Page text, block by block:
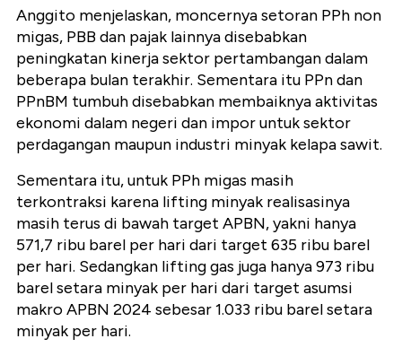
Anggito menjelaskan, moncernya setoran PPh non
migas, PBB dan pajak lainnya disebabkan
peningkatan kinerja sektor pertambangan dalam
beberapa bulan terakhir. Sementara itu PPn dan
PPnBM tumbuh disebabkan membaiknya aktivitas
ekonomi dalam negeri dan impor untuk sektor
perdagangan maupun industri minyak kelapa sawit.
Sementara itu, untuk PPh migas masih
terkontraksi karena lifting minyak realisasinya
masih terus di bawah target APBN, yakni hanya
571,7 ribu barel per hari dari target 635 ribu barel
per hari. Sedangkan lifting gas juga hanya 973 ribu
barel setara minyak per hari dari target asumsi
makro APBN 2024 sebesar 1.033 ribu barel setara
minyak per hari.